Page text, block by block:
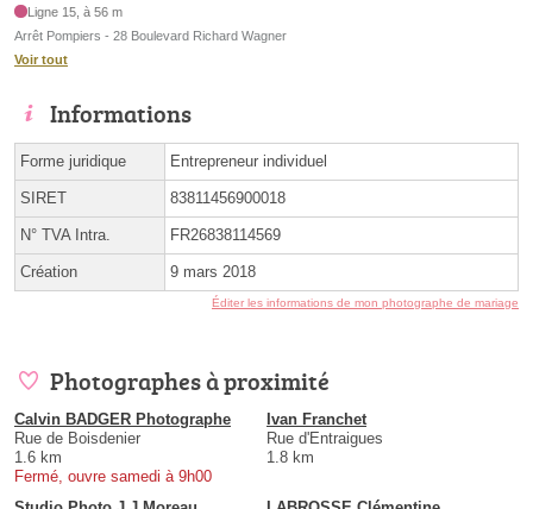
Ligne 15, à 56 m
Arrêt Pompiers - 28 Boulevard Richard Wagner
Voir tout
Informations
Forme juridique Entrepreneur individuel
SIRET 83811456900018
N° TVA Intra. FR26838114569
Création 9 mars 2018
Éditer les informations de mon photographe de mariage
Photographes à proximité
Calvin BADGER Photographe
Rue de Boisdenier
1.6 km
Fermé, ouvre samedi à 9h00
Ivan Franchet
Rue d'Entraigues
1.8 km